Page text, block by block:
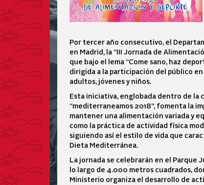
Por tercer año consecutivo, el
en Madrid, la “III Jornada de
que bajo el lema “Come sano, haz
dirigida a la participación del público
adultos, jóvenes y niños.
Esta iniciativa, englobada dentro de la
“mediterraneamos 2018”, fomenta la
mantener una alimentación variada y
como la práctica de actividad física
siguiendo así el estilo de vida que
Dieta Mediterránea.
La jornada se celebrarán en el Parque
lo largo de 4.000 metros cuadrados,
Ministerio organiza el desarrollo de